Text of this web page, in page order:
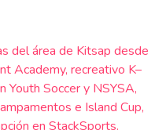
del área de Kitsap desde
Academy, recreativo K–
Soccer y NSYSA,
e Island Cup,
en StackSports.